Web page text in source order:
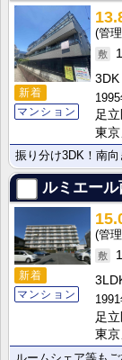
新着
マンション
3DK
足
東
振り分け3DK！南
ルミエー
新着
マンション
足
東